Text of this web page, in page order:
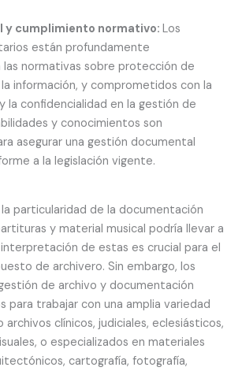
y cumplimiento normativo:Los
están profundamente
las normativas sobre protección de
información, y comprometidos con la
la confidencialidad en la gestión de
y conocimientos son
asegurar una gestión documental
a la legislación vigente.
particularidad de la documentación
y material musical podría llevar a
de estas es crucial para el
de archivero. Sin embargo, los
de archivo y documentación
para trabajar con una amplia variedad
archivos clínicos, judiciales, eclesiásticos,
o especializados en materiales
cartografía, fotografía,